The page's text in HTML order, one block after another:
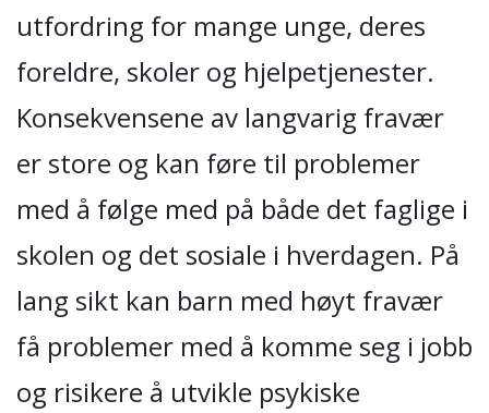
utfordring for mange unge, deres
foreldre, skoler og hjelpetjenester.
Konsekvensene av langvarig fravær
er store og kan føre til problemer
med å følge med på både det faglige i
skolen og det sosiale i hverdagen. På
lang sikt kan barn med høyt fravær
få problemer med å komme seg i jobb
og risikere å utvikle psykiske